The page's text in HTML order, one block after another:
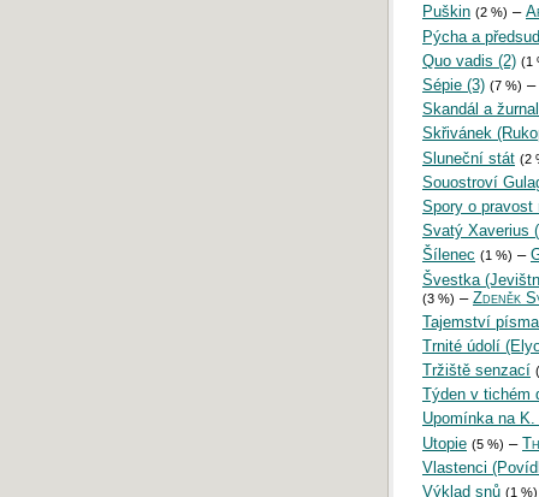
Puškin (2 %) –
Pýcha a
Quo vadis (2) (1
Sépie (3) (7 %) –
Skandál a
Skřivánek
Sluneční stát (2
Souostroví
Spory o pravost
Svatý Xaverius
Šílenec (1 %) –
Švestka
(3 %) – Zdeněk
Tajemství
Trnité údolí
Tržiště senzací
Týden v tichém
Upomínka na
Utopie (5 %) –
Vlastenci
Výklad snů (1 %)